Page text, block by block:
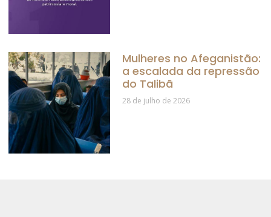
Mulheres no Afeganistão:
a escalada da repressão
do Talibã
28 de julho de 2026